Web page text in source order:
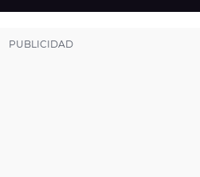
FM
VIRALES